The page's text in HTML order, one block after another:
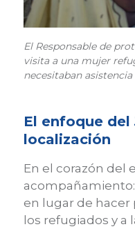
El Responsable de
visita a una mujer
necesitaban
El enfoque del
localización
En el corazón del
en lugar de hacer
los refugiados y a